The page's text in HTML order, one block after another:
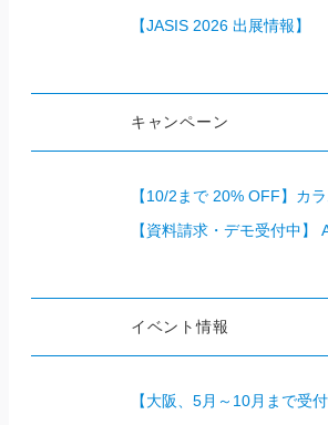
【JASIS 2026 出展情報】
キャンペーン
【10/2まで 20% OFF】カ
【資料請求・デモ受付中
イベント情報
【大阪、5月～10月まで受